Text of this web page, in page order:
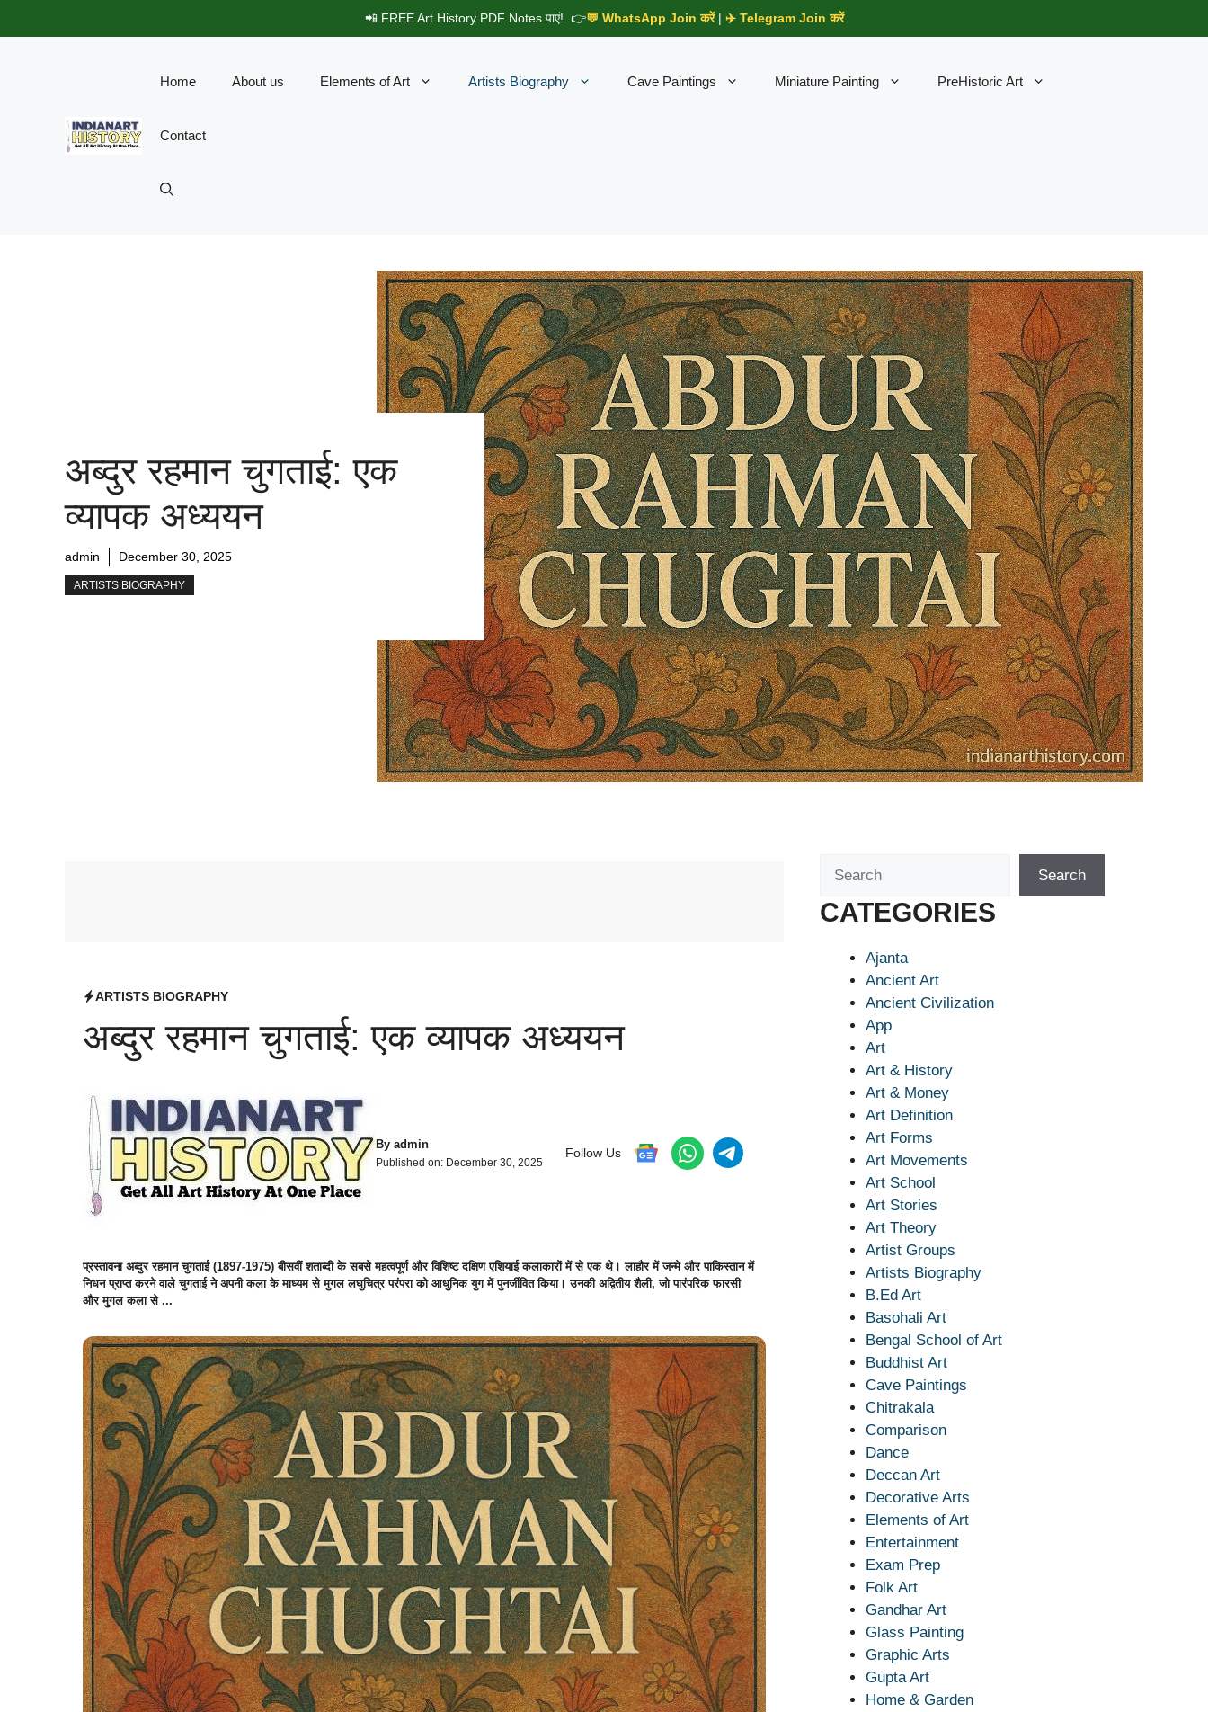
to
📲 FREE Art History PDF Notes पाएं! 👉💬 WhatsApp Join करें| ✈️ Telegram Join करें
Home About us Elements of Art Artists Biography Cave Paintings Miniature Painting PreHistoric Art
Contact
अब्दुर रहमान चुगताई: एक
व्यापक अध्ययन
admin December 30, 2025
ARTISTS BIOGRAPHY
ARTISTS BIOGRAPHY
अब्दुर रहमान चुगताई: एक व्यापक अध्ययन
By admin
Published on: December 30, 2025
Follow Us
प्रस्तावना अब्दुर रहमान चुगताई (1897-1975) बीसवीं शताब्दी के सबसे महत्वपूर्ण और विशिष्ट दक्षिण एशियाई कलाकारों में से एक थे। लाहौर में जन्मे और पाकिस्तान में
निधन प्राप्त करने वाले चुगताई ने अपनी कला के माध्यम से मुगल लघुचित्र परंपरा को आधुनिक युग में पुनर्जीवित किया। उनकी अद्वितीय शैली, जो पारंपरिक फारसी
और मुगल कला से ...
Search
CATEGORIES
Ajanta
Ancient Art
Ancient Civilization
App
Art
Art & History
Art & Money
Art Definition
Art Forms
Art Movements
Art School
Art Stories
Art Theory
Artist Groups
Artists Biography
B.Ed Art
Basohali Art
Bengal School of Art
Buddhist Art
Cave Paintings
Chitrakala
Comparison
Dance
Deccan Art
Decorative Arts
Elements of Art
Entertainment
Exam Prep
Folk Art
Gandhar Art
Glass Painting
Graphic Arts
Gupta Art
Home & Garden